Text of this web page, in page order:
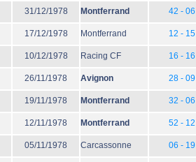
31/12/1978 Montferrand 42 - 06
17/12/1978 Montferrand 12 - 15
10/12/1978 Racing CF 16 - 16
26/11/1978 Avignon 28 - 09
19/11/1978 Montferrand 32 - 06
12/11/1978 Montferrand 52 - 12
05/11/1978 Carcassonne 06 - 19